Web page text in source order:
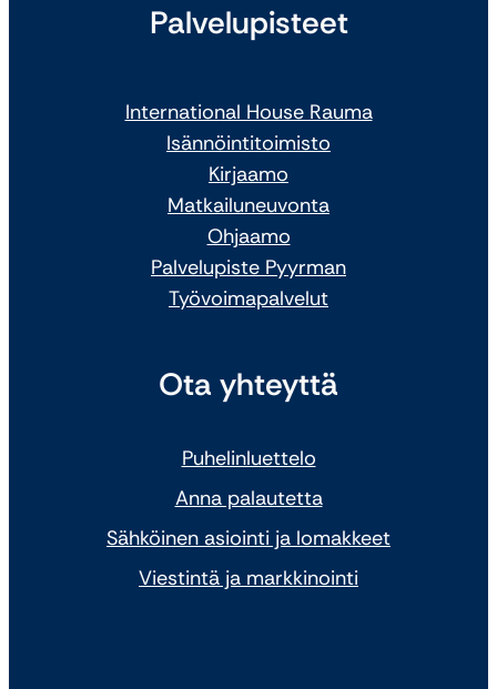
Palvelupisteet
International House Rauma
Isännöintitoimisto
Kirjaamo
Matkailuneuvonta
Ohjaamo
Palvelupiste Pyyrman
Työvoimapalvelut
Ota yhteyttä
Puhelinluettelo
Anna palautetta
Sähköinen asiointi ja lomakkeet
Viestintä ja markkinointi